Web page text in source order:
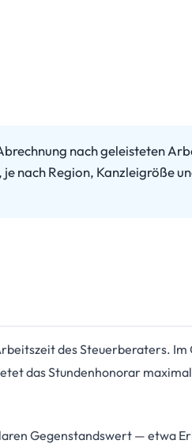
nach geleisteten
, je nach Region, Kanzleigröße
des Steuerberaters.
das Stundenhonorar
Gegenstandswert — etwa